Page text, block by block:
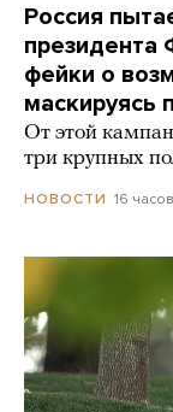
Россия
президента
фейки о
маскируясь
От этой
три крупных
НОВОСТИ 16